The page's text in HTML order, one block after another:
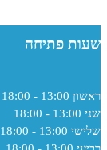
שעות פתיחה
ראשון 13:00 - 18:00
שני 13:00 - 18:00
שלישי 13:00 - 18:00